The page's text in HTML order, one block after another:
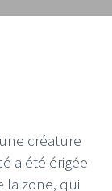
créature
a été érigée
la zone, qui